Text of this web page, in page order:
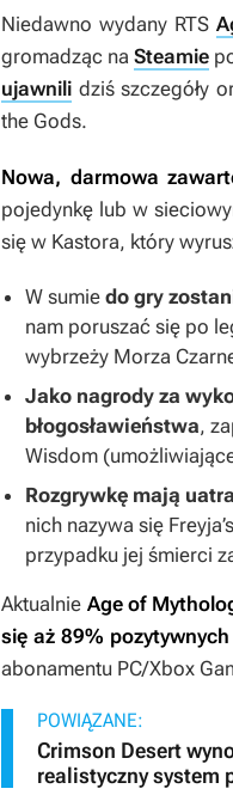
Niedawno wydany RTS
gromadząc na Steamie
ujawnili dziś szczegóły
the Gods.
Nowa, darmowa
pojedynkę lub w
się w Kastora, który
W sumie do gry
nam poruszać się po
wybrzeży Morza
Jako nagrody za
błogosławieństwa,
Wisdom
Rozgrywkę mają
nich nazywa się
przypadku jej śmierci
Aktualnie Age of
się aż 89%
abonamentu PC/Xbox
POWIĄZANE:
Crimson Desert
realistyczny system